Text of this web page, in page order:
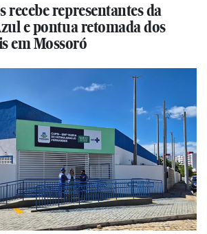
recebe representantes da
e pontua retomada dos
em Mossoró